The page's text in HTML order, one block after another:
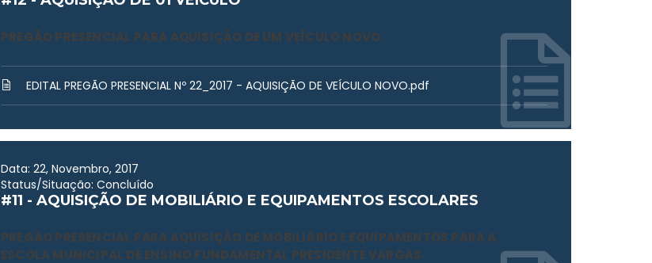
PREGÃO PRESENCIAL PARA AQUISIÇÃO DE UM VEÍCULO NOVO.
EDITAL PREGÃO PRESENCIAL Nº 22_2017 - AQUISIÇÃO DE VEÍCULO NOVO.pdf
Data: 22, Novembro, 2017
Status/Situação: Concluído
#11 - AQUISIÇÃO DE MOBILIÁRIO E EQUIPAMENTOS ESCOLARES
PREGÃO PRESENCIAL PARA AQUISIÇÃO DE MOBILIÁRIO E EQUIPAMENTOS PARA A
ESCOLA MUNICIPAL DE ENSINO FUNDAMENTAL PRESIDENTE VARGAS.